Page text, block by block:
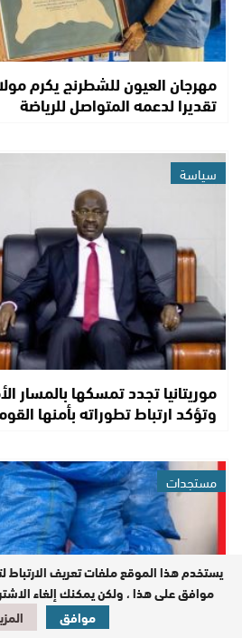
مهرجان العيون للشطرنج يكرم
تقديرا لدعمه المتواصل للرياضة
سياسة
موريتانيا تجدد تمسكها بالمسار
وتؤكد ارتباط تطوراته بأمنها
مستجدات
يستخدم هذا الموقع ملفات تعريف
موافق على هذا ، ولكن يمكنك إلغاء
موافق